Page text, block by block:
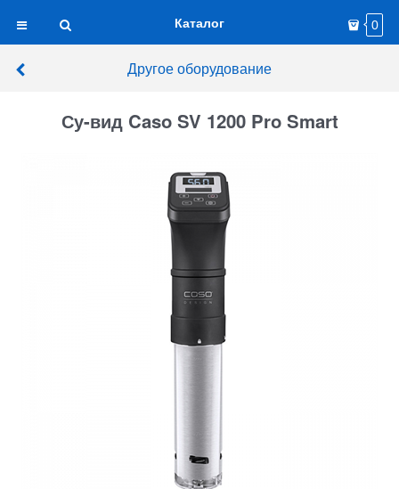
Каталог 0
Другое оборудование
Су-вид Caso SV 1200 Pro Smart